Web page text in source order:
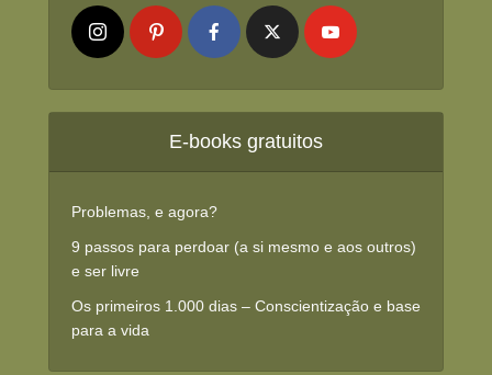
E-books gratuitos
Problemas, e agora?
9 passos para perdoar (a si mesmo e aos outros)
e ser livre
Os primeiros 1.000 dias – Conscientização e base
para a vida